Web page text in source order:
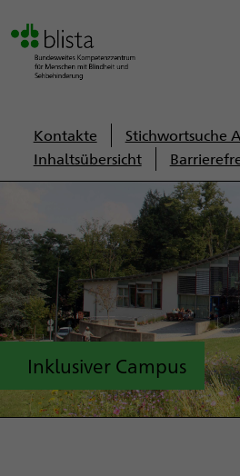
Servicenavigation
Kontakte
Stichwortsuche
Inhaltsübersicht
Inklusiver Campus